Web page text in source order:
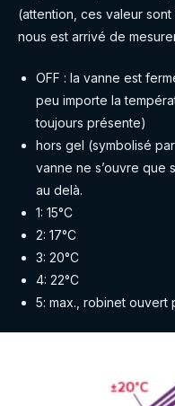
(attention, ces valeur
nous est arrivé de
OFF : la vanne est
peu importe la
toujours présente)
hors gel (symbolisé
vanne ne s’ouvre que
au delà.
1: 15°C
2: 17°C
3: 20°C
4: 22°C
5: max., robinet ouvert